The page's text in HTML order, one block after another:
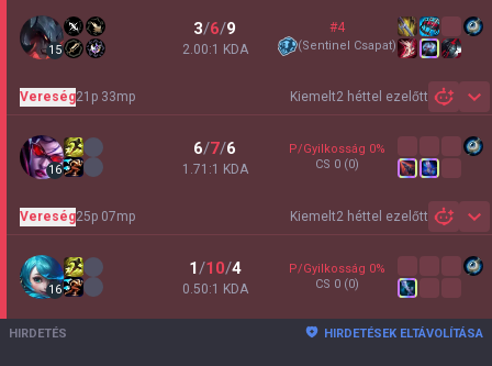
15
3/6/9
2.00:1 KDA
#4
(Sentinel Csapat)
Kiemelt2 héttel ezelőtt
Vereség21p 33mp
16
6/7/6
1.71:1 KDA
P/Gyilkosság 0%
CS 0 (0)
Kiemelt2 héttel ezelőtt
Vereség25p 07mp
16
1/10/4
0.50:1 KDA
P/Gyilkosság 0%
CS 0 (0)
HIRDETÉS HIRDETÉSEK ELTÁVOLÍTÁSA